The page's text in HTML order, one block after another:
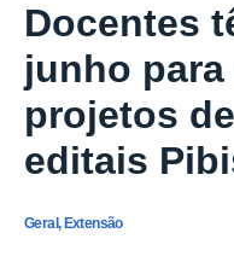
Docentes
junho
projetos
editais
Geral, Extensão